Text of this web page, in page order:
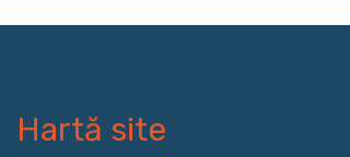
Hartă site